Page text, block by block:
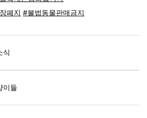
폐지 #불법동물판매금지
식
이들